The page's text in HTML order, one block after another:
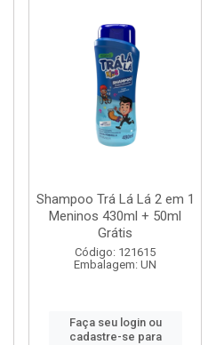
Shampoo Trá Lá Lá 2 em 1
Meninos 430ml + 50ml
Grátis
Código: 121615
Embalagem: UN
Faça seu login ou
cadastre-se para